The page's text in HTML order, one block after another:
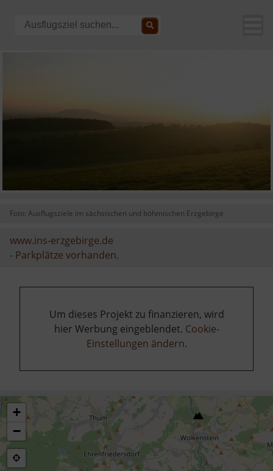
Foto: Ausflugsziele im sächsischen und böhmischen Erzgebirge
www.ins-erzgebirge.de
- Parkplätze vorhanden.
Um dieses Projekt zu finanzieren, wird
hier Werbung eingeblendet. Cookie-
Einstellungen ändern.
+
−